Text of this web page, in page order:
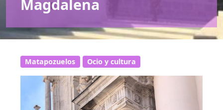
Magdalena
Matapozuelos Ocio y cultura